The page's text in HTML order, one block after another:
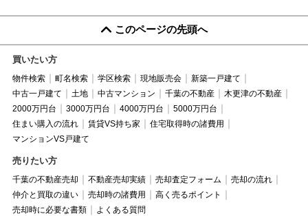
このページの先頭へ
買いたい方
物件検索 町名検索 学区検索 現地販売会
新築一戸建て
中古一戸建て
土地 中古マンション 千葉の不動産
木更津の不動産
2000万円台
3000万円台 4000万円台
5000万円台
住まい購入の流れ
賃貸VS持ち家
住宅取得時の諸費用
マンションVS戸建て
売りたい方
千葉の不動産売却 不動産売却実績 売却査定フォーム
売却の流れ
仲介と買取の違い
売却時の諸費用
高く売るポイント
売却時に必要な書類
よくある質問